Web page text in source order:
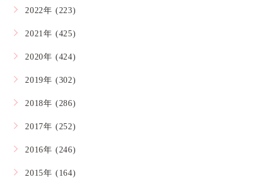
2022年 (223)
2021年 (425)
2020年 (424)
2019年 (302)
2018年 (286)
2017年 (252)
2016年 (246)
2015年 (164)